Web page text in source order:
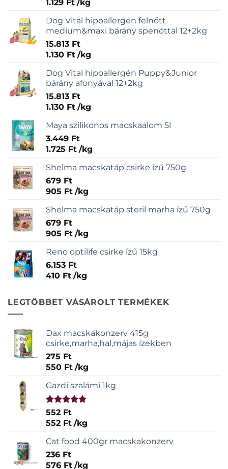
1.129 Ft /kg
Dog Vital hipoallergén felnőtt
medium&maxi bárány spenóttal 12+2kg
15.813 Ft
1.130 Ft /kg
Dog Vital hipoallergén Puppy&Junior
bárány afonyával 12+2kg
15.813 Ft
1.130 Ft /kg
Maya szilikonos macskaalom 5l
3.449 Ft
1.725 Ft /kg
Shelma macskatáp csirke ízű 750g
679 Ft
905 Ft /kg
Shelma macskatáp steril marha ízű 750g
679 Ft
905 Ft /kg
Reno optilife csirke ízű 15kg
6.153 Ft
410 Ft /kg
LEGTÖBBET VÁSÁROLT TERMÉKEK
Dax macskakonzerv 415g
csirke,marha,hal,májas ízekben
275 Ft
550 Ft /kg
Gazdi szalámi 1kg
Értékelés:
5.00/ 5
552 Ft
552 Ft /kg
Cat food 400gr macskakonzerv
236 Ft
576 Ft /kg